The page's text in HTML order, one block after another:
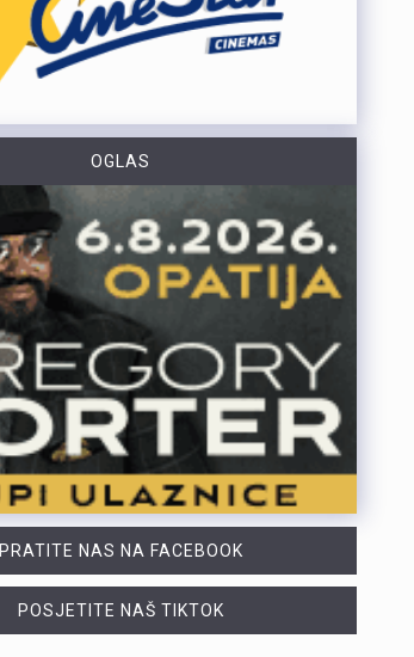
OGLAS
PRATITE NAS NA FACEBOOK
POSJETITE NAŠ TIKTOK